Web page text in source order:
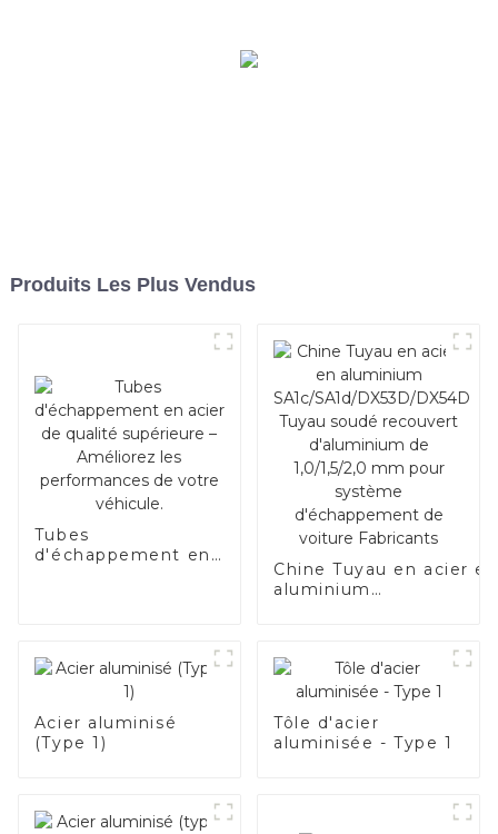
Produits Les Plus Vendus
Tubes
d'échappement en
votre véhicule.
Chine Tuyau en acier en
aluminium
1,0/1,5/2,0 mm pour
système
Acier aluminisé
(Type 1)
Tôle d'acier
aluminisée - Type 1